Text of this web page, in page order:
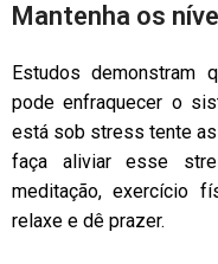
Mantenha os
Estudos demonstram
pode enfraquecer o
está sob stress tente
faça aliviar esse
meditação, exercício
relaxe e dê prazer.